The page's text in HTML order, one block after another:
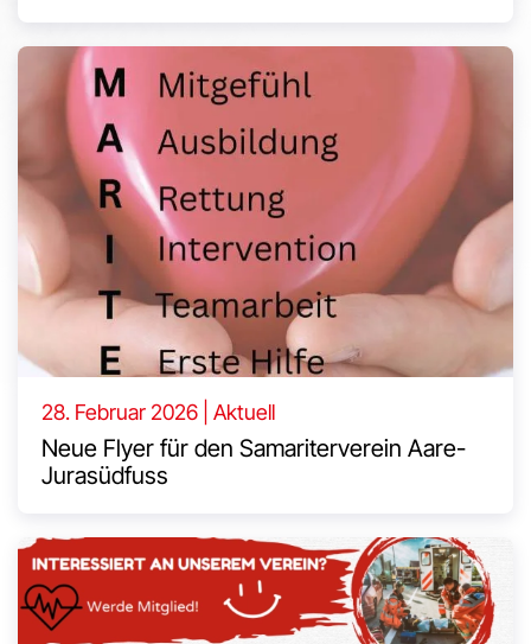
28. Februar 2026 | Aktuell
Neue Flyer für den Samariterverein Aare-
Jurasüdfuss